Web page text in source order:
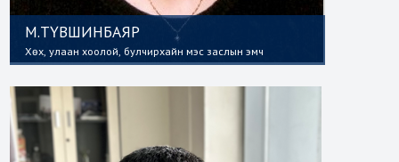
М.ТҮВШИНБАЯР
Хөх, улаан хоолой, булчирхайн мэс заслын эмч